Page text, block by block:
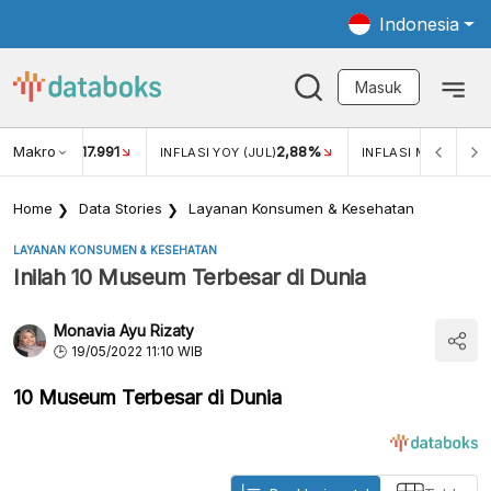
Indonesia
Masuk
Makro
USD/IDR 17.991 INFLASI YOY (JUL)2,88% INFLASI MOM (JUL)
Home Data Stories Layanan Konsumen & Kesehatan
LAYANAN KONSUMEN & KESEHATAN
Inilah 10 Museum Terbesar di Dunia
Monavia Ayu Rizaty
19/05/2022 11:10 WIB
10 Museum Terbesar di Dunia